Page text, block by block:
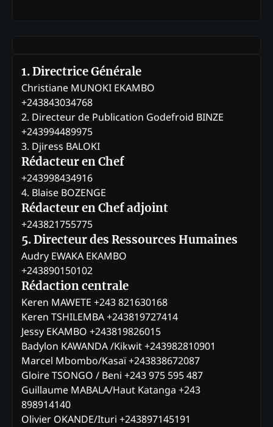
1. Directrice Générale
Christiane MUNOKI EKAMBO
+243843034768
2. Directeur de Publication Godefroid BINZE
+243994489975
3. Djiress BALOKI
Rédacteur en Chef
+243998434916
4. Blaise BOZENGE
Rédacteur en Chef adjoint
+243821755775
5. Directeur des Ressources Humaines
Audry EWAKA EKAMBO
+243890150102
Rédaction centrale
Keren MAWETE +243 821630168
Keren TSHILEMBA +243819727414
Jessy EKAMBO +243819826015
Badylon KAWANDA /Kikwit +243982810901
Marcel Mbombo/Kasaï +243838672087
Gloire TSONGO / Beni +243 975 595 487
Guillaume MABALA/Haut Katanga +243
898914140
Olivier OKANDE/Ituri +243897145191